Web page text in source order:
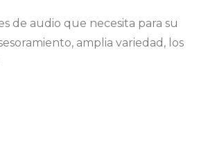
de audio que necesita para su
amplia variedad, los